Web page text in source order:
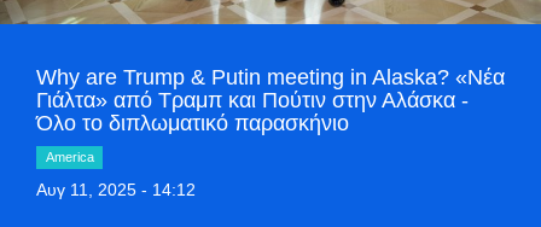
World
Greece
Style Adorés
Why are Trump & Putin meeting in Alaska? «Νέα
Γιάλτα» από Τραμπ και Πούτιν στην Αλάσκα -
Όλο το διπλωματικό παρασκήνιο
America
Αυγ 11, 2025 - 14:12